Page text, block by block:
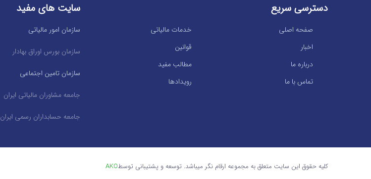
سایت های مفید
سازمان امور مالیاتی
سازمان بورس اوراق بهادار
سازمان تامین اجتماعی
جامعه مشاوران مالیاتی ایران
جامعه حسابداران رسمی ایران
دسترسی سریع
خدمات مالیاتی
صفحه اصلی
قوانین
اخبار
مطالب مفید
درباره ما
رویدادها
تماس با ما
کلیه حقوق این سایت متعلق به مجموعه ارقام نگر میباشد. توسعه و پشتیبانی توسطAKO